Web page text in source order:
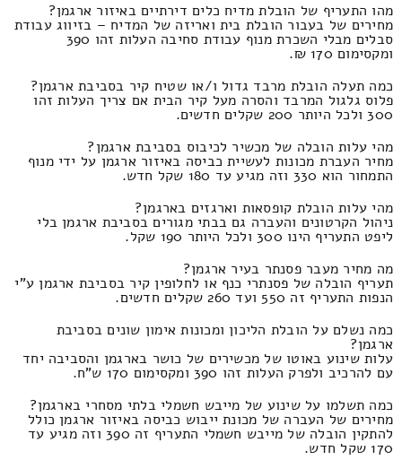
מהו התעריף של הובלת מדיח כלים דירתיים באיזור ארגמן?
מחירים של בעבור הובלת בית ואריזה של המדיח – בזיווג עבודת
סבלים מבלי השכרת מנוף עבודת סחיבה העלות זהו 390
ומקסימום 170 ₪.
כמה תעלה הובלת מרבד גדול ו/או שטיח קיר בסביבת ארגמן?
פלוס גלגול המרבד והסרה מעל קיר הבית אם צריך העלות זהו
300 ולכל היותר 200 שקלים חדשים.
מהי עלות הובלה של מכשיר לכיבוס בסביבת ארגמן?
מחיר העברת מכונות לעשיית כביסה באיזור ארגמן על ידי מנוף
התמחור הוא 330 וזה מגיע עד 180 שקל חדש.
מהי עלות הובלת קופסאות וארגזים בארגמן?
ניהול הקרטונים והעברה גם בבתי מגורים בסביבת ארגמן בלי
ליפט התעריף הינו 300 ולכל היותר 190 שקל.
מה מחיר מעבר פסנתר בעיר ארגמן?
תעריף הובלה של פסנתרי כנף או לחלופין קיר בסביבת ארגמן ע"י
הנפות התעריף זה 550 ועד 260 שקלים חדשים.
כמה נשלם על הובלת הליכון ומכונות אימון שונים בסביבת
ארגמן?
עלות שינוע באוטו של מכשירים של כושר בארגמן והסביבה יחד
עם להרכיב ולפרק העלות זהו 390 ומקסימום 170 ש"ח.
כמה תשלמו על שינוע של מייבש חשמלי בלתי מסחרי בארגמן?
מחירים של העברה של מכונת ייבוש כביסה באיזור ארגמן כולל
להתקין הובלה של מייבש חשמלי התעריף זה 390 וזה מגיע עד
170 שקל חדש.